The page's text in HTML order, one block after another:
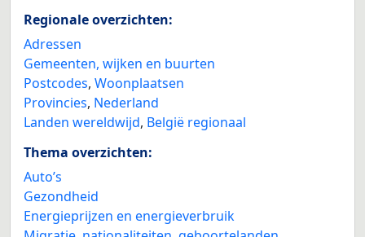
Regionale overzichten:
Adressen
Gemeenten, wijken en buurten
Postcodes, Woonplaatsen
Provincies, Nederland
Landen wereldwijd, België regionaal
Thema overzichten:
Auto’s
Gezondheid
Energieprijzen en energieverbruik